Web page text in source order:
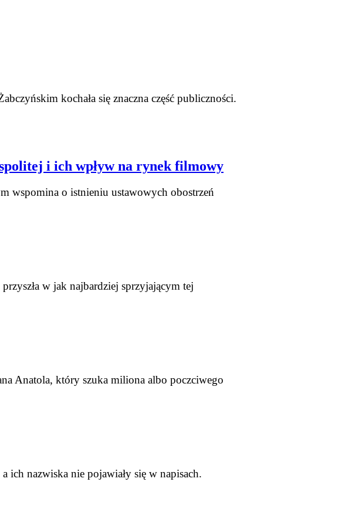
kochała się znaczna część publiczności.
i ich wpływ na rynek filmowy
wspomina o istnieniu ustawowych obostrzeń
w jak najbardziej sprzyjającym tej
Anatola, który szuka miliona albo poczciwego
ich nazwiska nie pojawiały się w napisach.